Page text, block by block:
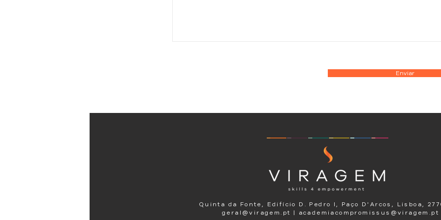
Enviar
Quinta da Fonte, Edifício D. Pedro I, Paço D'Arcos, Lisboa,
geral@viragem.pt | academiacompromissus@viragem.pt